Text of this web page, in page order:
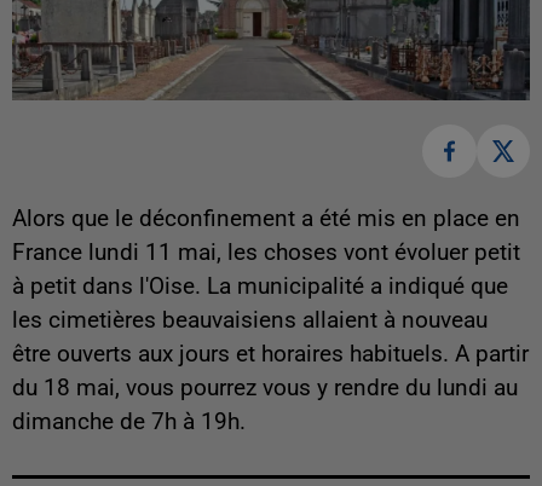
Alors que le déconfinement a été mis en place en
France lundi 11 mai, les choses vont évoluer petit
à petit dans l'Oise. La municipalité a indiqué que
les cimetières beauvaisiens allaient à nouveau
être ouverts aux jours et horaires habituels. A partir
du 18 mai, vous pourrez vous y rendre du lundi au
dimanche de 7h à 19h.